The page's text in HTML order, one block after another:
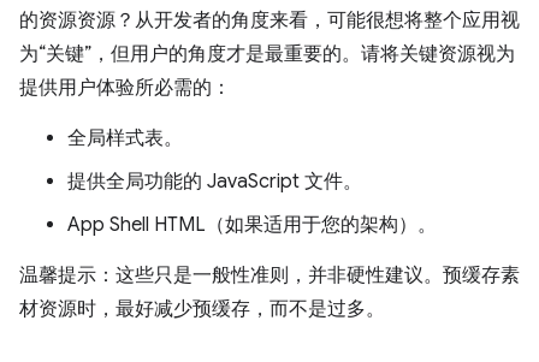
的资源资源？从开发者的角度来看，可能很想将整个应用视
为“关键”，但用户的角度才是最重要的。请将关键资源视为
提供用户体验所必需的：
全局样式表。
提供全局功能的 JavaScript 文件。
App Shell HTML（如果适用于您的架构）。
温馨提示：这些只是一般性准则，并非硬性建议。预缓存素
材资源时，最好减少预缓存，而不是过多。